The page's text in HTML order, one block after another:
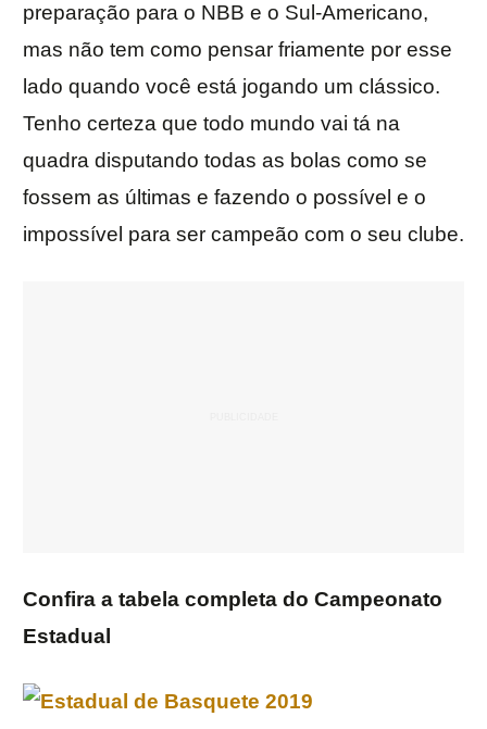
preparação para o NBB e o Sul-Americano,
mas não tem como pensar friamente por esse
lado quando você está jogando um clássico.
Tenho certeza que todo mundo vai tá na
quadra disputando todas as bolas como se
fossem as últimas e fazendo o possível e o
impossível para ser campeão com o seu clube.
Confira a tabela completa do Campeonato
Estadual